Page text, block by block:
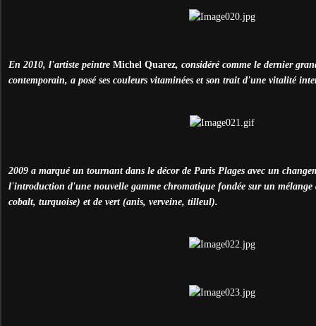
En 2010, l'artiste peintre Michel Quarez, considéré comme le dernier
contemporain, a posé ses couleurs vitaminées et son trait d'une vitalité
2009 a marqué un tournant dans le décor de Paris Plages avec un
l'introduction d'une nouvelle gamme chromatique fondée sur un mélange
cobalt, turquoise) et de vert (anis, verveine, tilleul).